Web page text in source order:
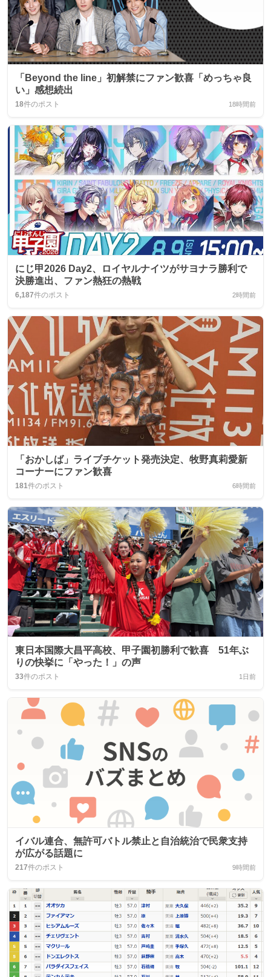
「Beyond the line」初解禁にファン歓喜「めっちゃ良
い」感想続出
18件のポスト 18時間前
にじ甲2026 Day2、ロイヤルナイツがサヨナラ勝利で
決勝進出、ファン熱狂の熱戦
6,187件のポスト 2時間前
「おかしば」ライブチケット発売決定、牧野真莉愛新
コーナーにファン歓喜
181件のポスト 6時間前
東日本国際大昌平高校、甲子園初勝利で歓喜 51年ぶ
りの快挙に「やった！」の声
33件のポスト 1日前
イバル連合、無許可バトル禁止と自治統治で民衆支持
が広がる話題に
217件のポスト 9時間前